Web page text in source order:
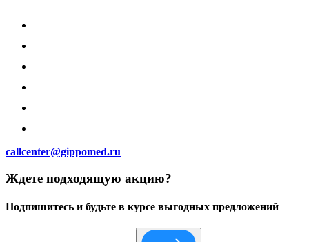
callcenter@gippomed.ru
Ждете подходящую акцию?
Подпишитесь и будьте в курсе выгодных предложений